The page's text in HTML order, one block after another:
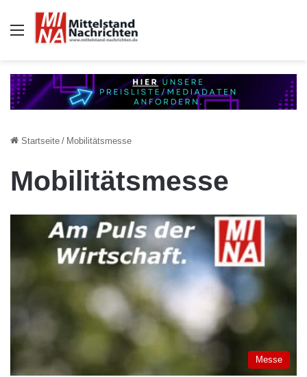
Auswahl
Startseite / Mobilitätsmesse
Mobilitätsmesse
Messe